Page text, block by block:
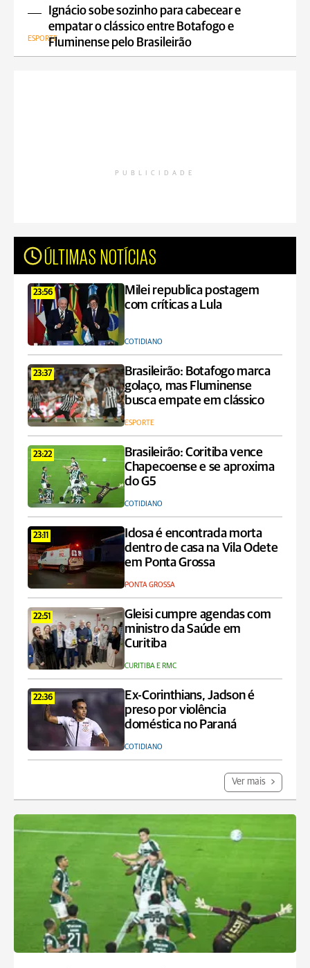
Ignácio sobe sozinho para cabecear e
empatar o clássico entre Botafogo e
Fluminense pelo Brasileirão
ESPORTE
PUBLICIDADE
ÚLTIMAS NOTÍCIAS
23:56
Milei republica postagem
com críticas a Lula
COTIDIANO
23:37
Brasileirão: Botafogo marca
golaço, mas Fluminense
busca empate em clássico
ESPORTE
23:22
Brasileirão: Coritiba vence
Chapecoense e se aproxima
do G5
COTIDIANO
23:11
Idosa é encontrada morta
dentro de casa na Vila Odete
em Ponta Grossa
PONTA GROSSA
22:51
Gleisi cumpre agendas com
ministro da Saúde em
Curitiba
CURITIBA E RMC
22:36
Ex-Corinthians, Jadson é
preso por violência
doméstica no Paraná
COTIDIANO
Ver mais